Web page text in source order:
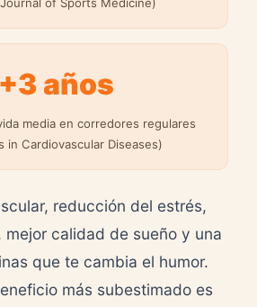
+3 años
media en corredores regulares
in Cardiovascular Diseases)
reducción del estrés,
calidad de sueño y una
que te cambia el humor.
más subestimado es